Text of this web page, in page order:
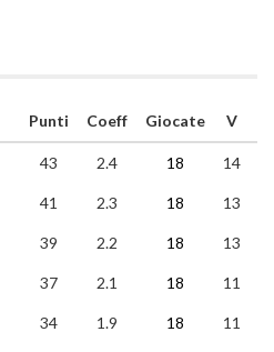
Punti Coeff Giocate V
43 2.4 18 14
41 2.3 18 13
39 2.2 18 13
37 2.1 18 11
34 1.9 18 11